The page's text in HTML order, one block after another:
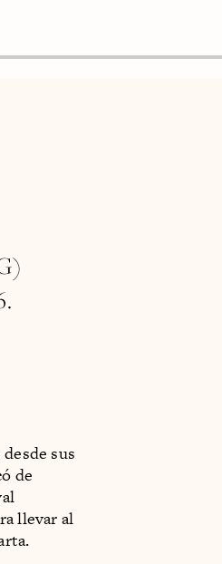
sus
de
llevar al